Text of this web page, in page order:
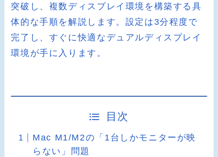
突破し、複数ディスプレイ環境を構築する具
体的な手順を解説します。設定は3分程度で
完了し、すぐに快適なデュアルディスプレイ
環境が手に入ります。
目次
Mac M1/M2の「1台しかモニターが映
らない」問題